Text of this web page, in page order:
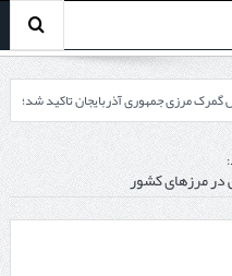
گمرک مرزی جمهوری آذربایجان تاکید شد؛
و جمهوری آذربایجان ضرورت دارد
جایی که دریا به زندگی سلام می‌کند
کرمانشاهی +نکات و فوت وفن‌ها
مرزهای کشور